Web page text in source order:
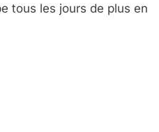
tous les jours de plus en